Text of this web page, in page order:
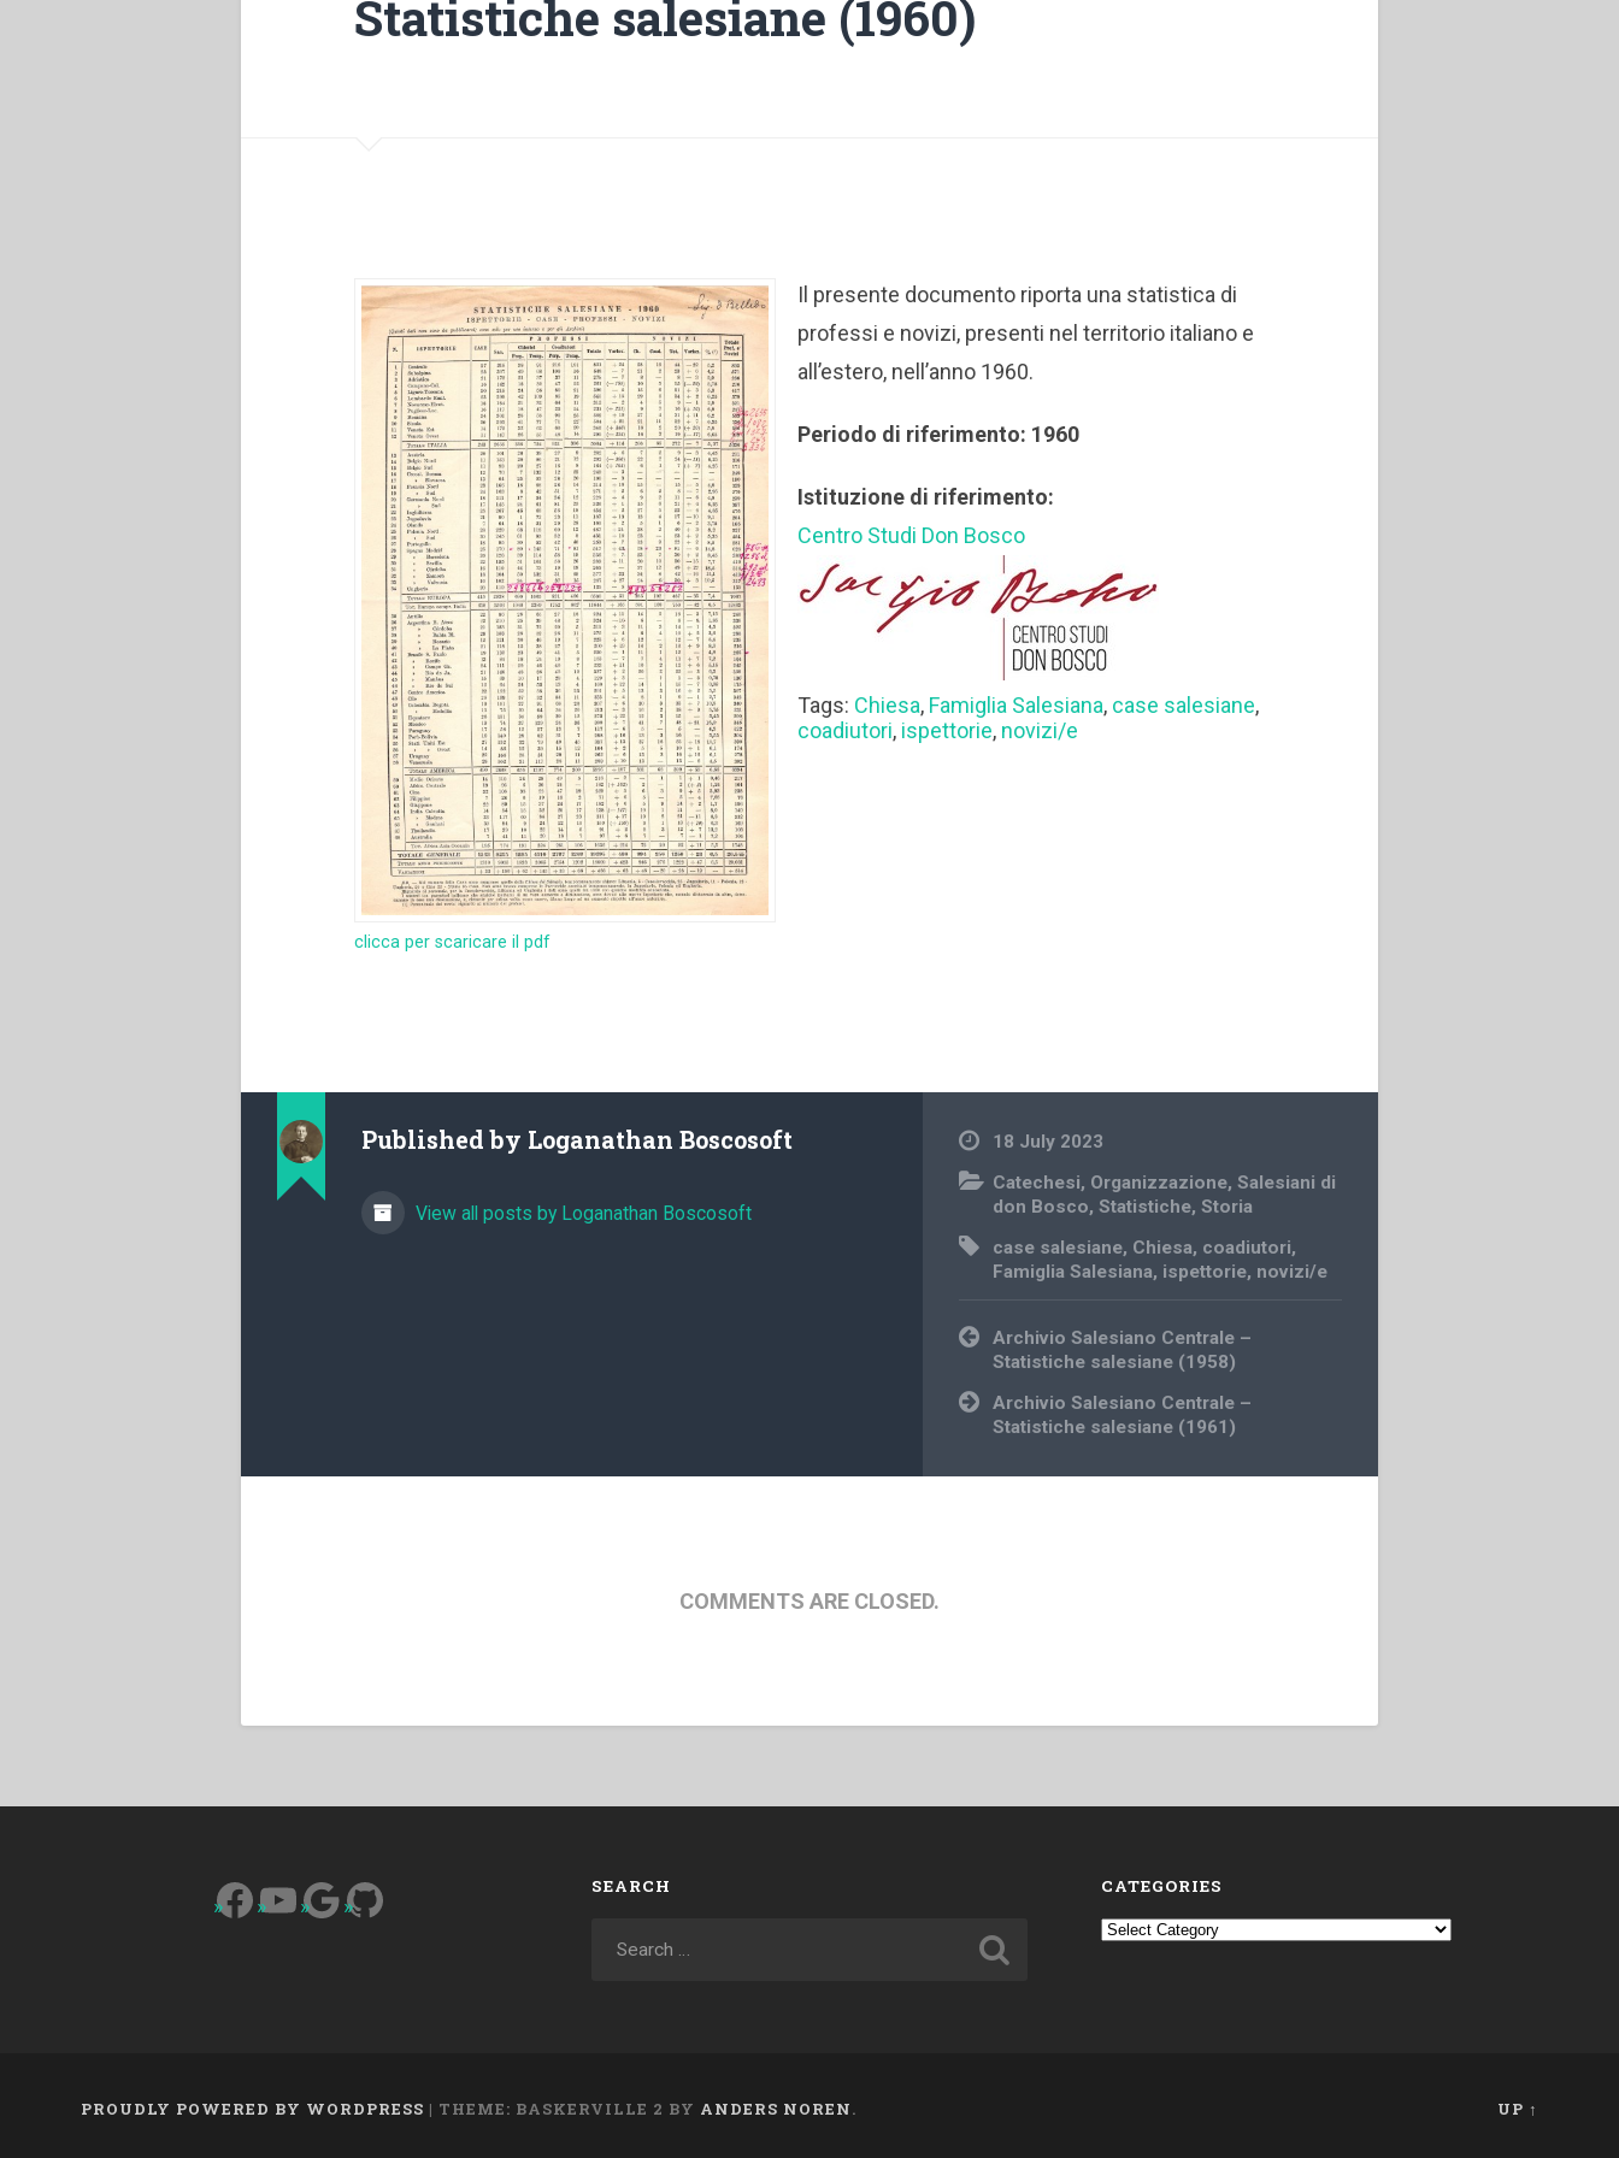
Statistiche salesiane (1960)
clicca per scaricare il pdf
Il presente documento riporta una statistica di
professi e novizi, presenti nel territorio italiano e
all’estero, nell’anno 1960.
Periodo di riferimento: 1960
Istituzione di riferimento:
Centro Studi Don Bosco
Tags: Chiesa, Famiglia Salesiana, case salesiane,
coadiutori, ispettorie, novizi/e
Published by Loganathan Boscosoft
View all posts by Loganathan Boscosoft
18 July 2023
Catechesi, Organizzazione,Salesiani di
don Bosco,Statistiche,Storia
case salesiane, Chiesa, coadiutori,
Famiglia Salesiana, ispettorie, novizi/e
Post
navigation
Archivio Salesiano Centrale –
Statistiche salesiane (1958)
Archivio Salesiano Centrale –
Statistiche salesiane (1961)
COMMENTS ARE CLOSED.
Facebook
YouTube
Google
GitHub SEARCH CATEGORIES
Categories
PROUDLY POWERED BY WORDPRESS | THEME: BASKERVILLE 2 BY ANDERS NOREN. UP ↑